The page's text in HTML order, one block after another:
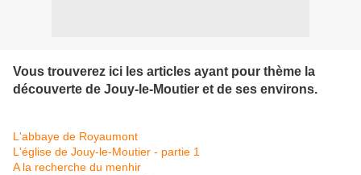
Vous trouverez ici les articles ayant pour thème la
découverte de Jouy-le-Moutier et de ses environs.
L'abbaye de Royaumont
L'église de Jouy-le-Moutier - partie 1
A la recherche du menhir